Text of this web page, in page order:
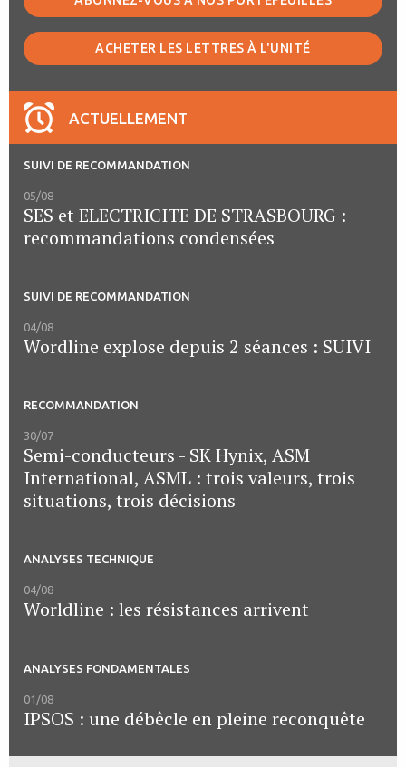
ACHETER LES LETTRES À L'UNITÉ
ACTUELLEMENT
SUIVI DE RECOMMANDATION
05/08
SES et ELECTRICITE DE STRASBOURG :
recommandations condensées
SUIVI DE RECOMMANDATION
04/08
Wordline explose depuis 2 séances : SUIVI
RECOMMANDATION
30/07
Semi-conducteurs - SK Hynix, ASM
International, ASML : trois valeurs, trois
situations, trois décisions
ANALYSES TECHNIQUE
04/08
Worldline : les résistances arrivent
ANALYSES FONDAMENTALES
01/08
IPSOS : une débêcle en pleine reconquête